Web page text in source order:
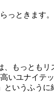
っときます。
もっともリ
いユナイテ
いうふうに